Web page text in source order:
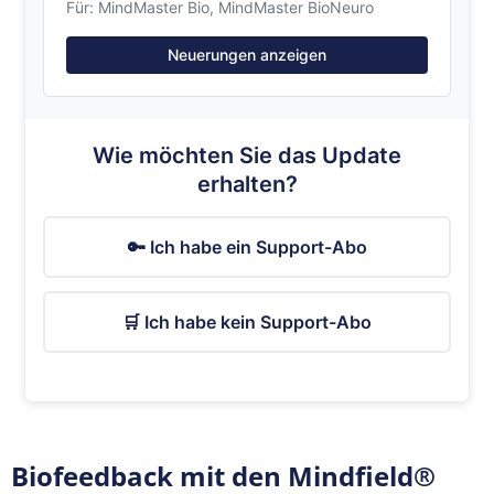
Firma/Institution
Für: MindMaster Bio, MindMaster BioNeuro
Neuerungen anzeigen
Wie möchten Sie das Update
erhalten?
🔑 Ich habe ein Support-Abo
🛒 Ich habe kein Support-Abo
Biofeedback mit den Mindfield®